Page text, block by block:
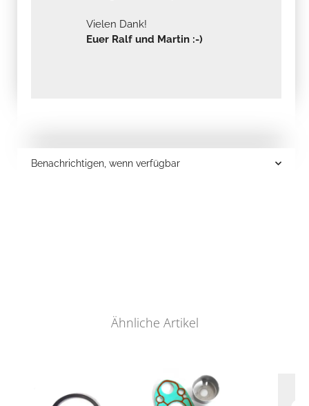
Vielen Dank!
Euer Ralf und Martin :-)
Benachrichtigen, wenn verfügbar
Ähnliche Artikel